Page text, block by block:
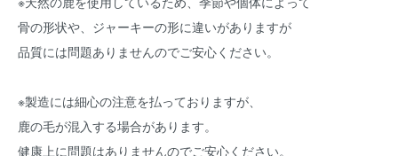
骨の形状や、ジャーキーの形に違いがありますが
品質には問題ありませんのでご安心ください。
※製造には細心の注意を払っておりますが、
鹿の毛が混入する場合があります。
健康上に問題はありませんのでご安心ください。